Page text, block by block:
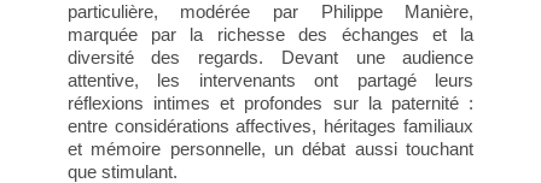
particulière, modérée par Philippe Manière,
marquée par la richesse des échanges et la
diversité des regards. Devant une audience
attentive, les intervenants ont partagé leurs
réflexions intimes et profondes sur la paternité :
entre considérations affectives, héritages familiaux
et mémoire personnelle, un débat aussi touchant
que stimulant.